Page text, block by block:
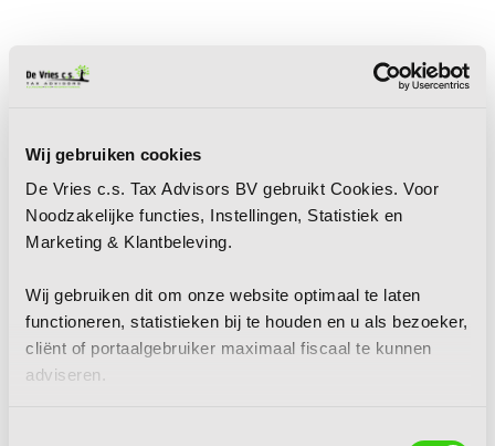
Wij gebruiken cookies
De Vries c.s. Tax Advisors BV gebruikt Cookies. Voor
Noodzakelijke functies, Instellingen, Statistiek en
Marketing & Klantbeleving.
Wij gebruiken dit om onze website optimaal te laten
functioneren, statistieken bij te houden en u als bezoeker,
cliënt of portaalgebruiker maximaal fiscaal te kunnen
adviseren.